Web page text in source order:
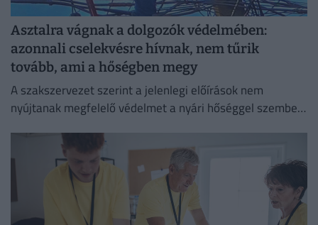
Asztalra vágnak a dolgozók védelmében:
azonnali cselekvésre hívnak, nem tűrik
tovább, ami a hőségben megy
A szakszervezet szerint a jelenlegi előírások nem
nyújtanak megfelelő védelmet a nyári hőséggel szemben,
védelmében.